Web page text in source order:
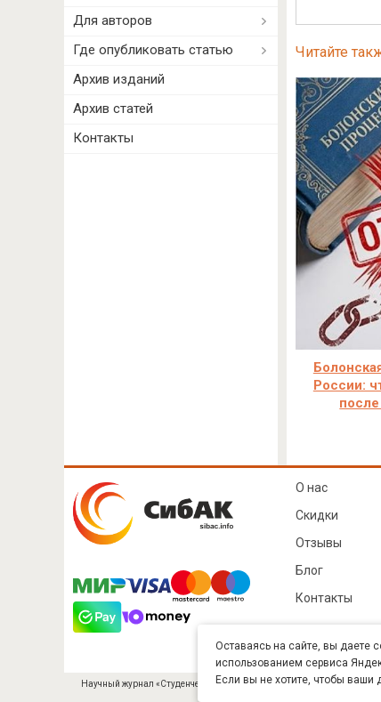
Читайте
России:
Для авторов
Где опубликовать статью
Архив изданий
Архив статей
Контакты
О нас
Скидки
Отзывы
Блог
Контакты
Научный журнал «Студенческий» (ISSN 2541-9412). Издатель —
Оставаясь на сайте, вы даете
использованием сервиса
Если вы не хотите, чтобы ваши